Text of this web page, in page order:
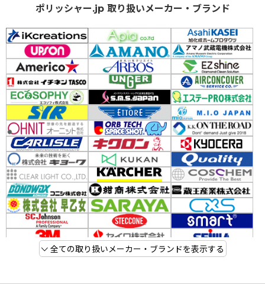
ポリッシャー.jp 取り扱いメーカー・ブランド
全ての取り扱いメーカー・ブランドを表示する